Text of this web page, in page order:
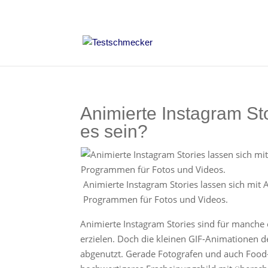
Animierte Instagram
es sein?
Animierte Instagram Stories lassen sich mit
Programmen für Fotos und Videos.
Animierte Instagram Stories sind für
erzielen. Doch die kleinen GIF-Animationen
abgenutzt. Gerade Fotografen und auch